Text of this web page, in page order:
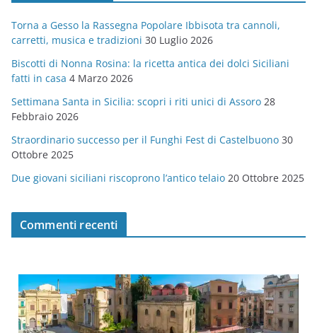
o
r
i
e
Torna a Gesso la Rassegna Popolare Ibbisota tra cannoli,
carretti, musica e tradizioni 30 Luglio 2026
Biscotti di Nonna Rosina: la ricetta antica dei dolci Siciliani
fatti in casa 4 Marzo 2026
Settimana Santa in Sicilia: scopri i riti unici di Assoro 28
Febbraio 2026
Straordinario successo per il Funghi Fest di Castelbuono 30
Ottobre 2025
Due giovani siciliani riscoprono l’antico telaio 20 Ottobre 2025
Commenti recenti